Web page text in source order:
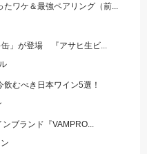
ワケ＆最強ペアリング（前...
缶」が登場 『アサヒ生ビ...
むべき日本ワイン5選！
ブランド『VAMPRO...